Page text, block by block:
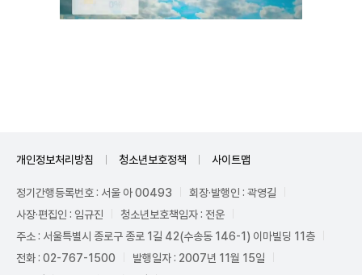
개인정보처리방침 청소년보호정책 사이트맵
정기간행등록번호 : 서울 아 00493
회장·발행인 : 곽영길
사장·편집인 : 임규진
청소년보호책임자 : 전운
주소 : 서울특별시 종로구 종로 1길 42(수송동 146-1) 이마빌딩 11층
전화 : 02-767-1500
발행일자 : 2007년 11월 15일